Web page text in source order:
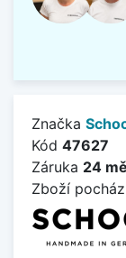
Značka
Kód 47627
Záruka 24
Zboží